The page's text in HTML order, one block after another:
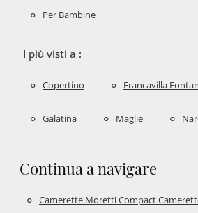
Per Bambine
I più visti a :
Copertino Francavilla
Galatina Maglie
Continua a navigare
Camerette Moretti Compact